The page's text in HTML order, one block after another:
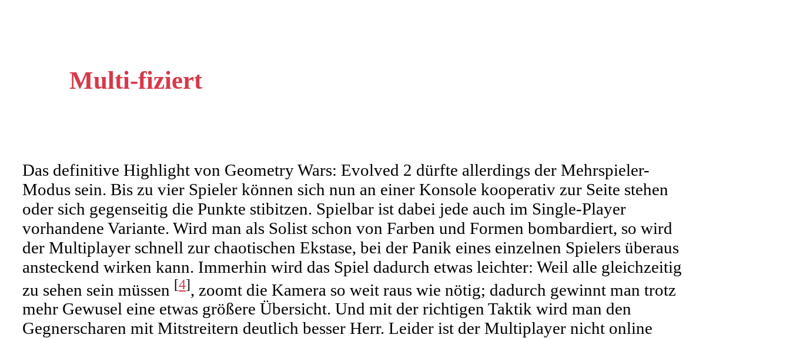
Multi-fiziert
Das definitive Highlight von Geometry Wars: Evolved 2 dürfte allerdings der Mehrspieler-
Modus sein. Bis zu vier Spieler können sich nun an einer Konsole kooperativ zur Seite stehen
oder sich gegenseitig die Punkte stibitzen. Spielbar ist dabei jede auch im Single-Player
vorhandene Variante. Wird man als Solist schon von Farben und Formen bombardiert, so wird
der Multiplayer schnell zur chaotischen Ekstase, bei der Panik eines einzelnen Spielers überaus
ansteckend wirken kann. Immerhin wird das Spiel dadurch etwas leichter: Weil alle gleichzeitig
zu sehen sein müssen [4], zoomt die Kamera so weit raus wie nötig; dadurch gewinnt man trotz
mehr Gewusel eine etwas größere Übersicht. Und mit der richtigen Taktik wird man den
Gegnerscharen mit Mitstreitern deutlich besser Herr. Leider ist der Multiplayer nicht online